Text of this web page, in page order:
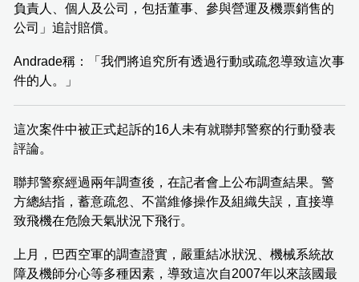
負責人、個人及公司，包括董事、參與營運及機票銷售的
公司」追討賠償。
Andrade稱：「我們將追究所有透過行動或疏忽導致這次事
件的人。」
這次案件中被正式起訴的16人未有就聯邦警察的行動發表
評論。
聯邦警察經過兩年調查後，在記者會上公布調查結果。警
方總結指，蓄意疏忽、不當維修操作及組織失誤，直接導
致飛機在危險天氣狀況下飛行。
上月，巴西空軍的調查證實，嚴重結冰狀況、機械系統故
障及機師分心等多種因素，導致這次自2007年以來該國最